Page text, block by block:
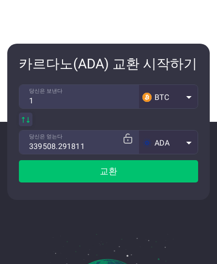
카르다노(ADA) 교환 시작하기
당신은 보낸다
BTC
당신은 얻는다
ADA
교환